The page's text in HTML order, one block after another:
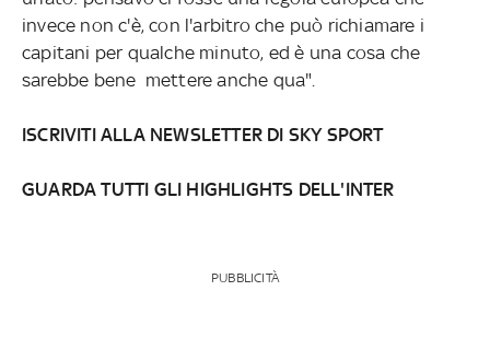
invece non c'è, con l'arbitro che può richiamare i
capitani per qualche minuto, ed è una cosa che
sarebbe bene mettere anche qua".
ISCRIVITI ALLA NEWSLETTER DI SKY SPORT
GUARDA TUTTI GLI HIGHLIGHTS DELL'INTER
PUBBLICITÀ